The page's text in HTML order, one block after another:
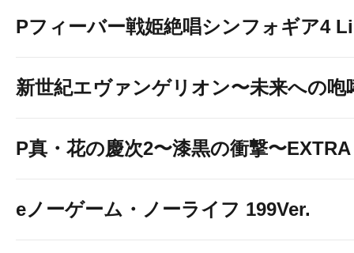
Pフィーバー戦姫絶唱シンフォギア4
新世紀エヴァンゲリオン〜未来への咆
P真・花の慶次2〜漆黒の衝撃〜
eノーゲーム・ノーライフ 199Ver.